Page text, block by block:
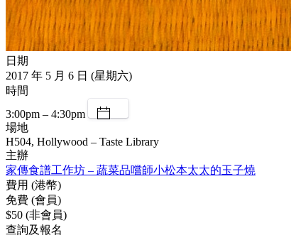
日期
2017 年 5 月 6 日 (星期六)
時間
3:00pm – 4:30pm
場地
H504, Hollywood – Taste Library
主辦
家傳食譜工作坊 – 蔬菜品嚐師小松本太太的玉子燒
費用 (港幣)
免費 (會員)
$50 (非會員)
查詢及報名